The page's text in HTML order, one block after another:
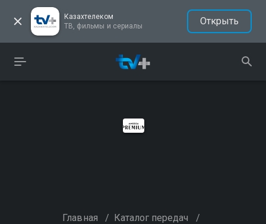
Казахтелеком
ТВ, фильмы и сериалы
Открыть
Главная / Каталог передач /